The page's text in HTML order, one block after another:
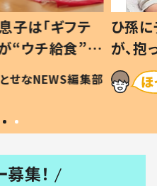
子は「ギフテ
“ウチ給食”を
は #令和の親
とせなNEWS編集部
ひ孫
が、
「涙が
い」
集！